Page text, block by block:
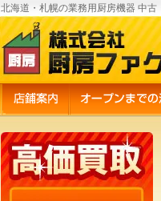
北海道・札幌の業務用厨房機器 中